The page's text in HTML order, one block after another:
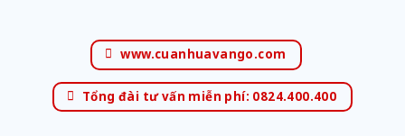
www.cuanhuavango.com
Tổng đài tư vấn miễn phí: 0824.400.400